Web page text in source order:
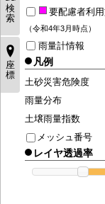
検
索
座
標
要配慮者利
（令和4年3月時点）
雨量計情報
凡例
土砂災害危険度
雨量分布
土壌雨量指数
メッシュ番号
レイヤ透過率